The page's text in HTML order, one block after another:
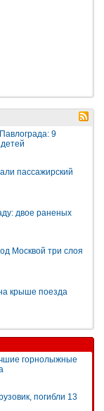
9
пассажирский
двое раненых
Москвой три слоя
крыше поезда
горнолыжные
погибли 13